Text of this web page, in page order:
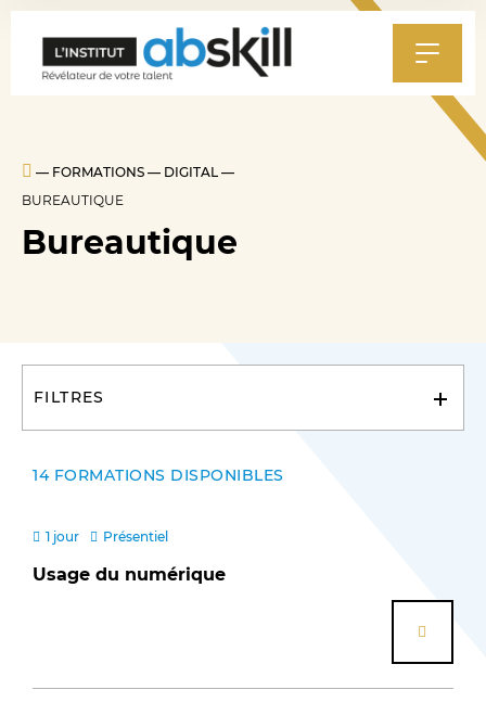
— FORMATIONS — DIGITAL —
BUREAUTIQUE
Bureautique
FILTRES
Modalités
14 FORMATIONS DISPONIBLES
1 jour Présentiel
Usage du numérique